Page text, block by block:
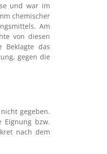
und war im
chemischer
Am
von diesen
Beklagte das
gegen die
gegeben.
Eignung bzw.
nach dem